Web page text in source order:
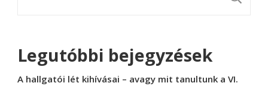
Legutóbbi bejegyzések
A hallgatói lét kihívásai – avagy mit tanultunk a VI.